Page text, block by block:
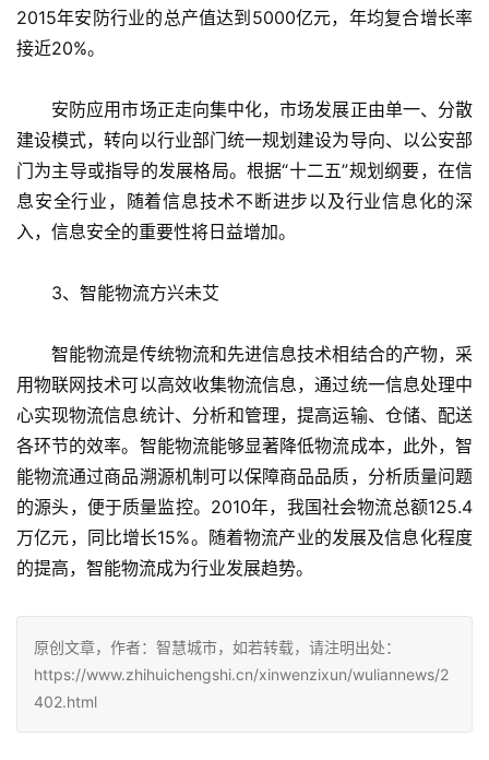
2015年安防行业的总产值达到5000亿元，年均复合增长率
接近20%。
安防应用市场正走向集中化，市场发展正由单一、分散
建设模式，转向以行业部门统一规划建设为导向、以公安部
门为主导或指导的发展格局。根据“十二五”规划纲要，在信
息安全行业，随着信息技术不断进步以及行业信息化的深
入，信息安全的重要性将日益增加。
3、智能物流方兴未艾
智能物流是传统物流和先进信息技术相结合的产物，采
用物联网技术可以高效收集物流信息，通过统一信息处理中
心实现物流信息统计、分析和管理，提高运输、仓储、配送
各环节的效率。智能物流能够显著降低物流成本，此外，智
能物流通过商品溯源机制可以保障商品品质，分析质量问题
的源头，便于质量监控。2010年，我国社会物流总额125.4
万亿元，同比增长15%。随着物流产业的发展及信息化程度
的提高，智能物流成为行业发展趋势。
原创文章，作者：智慧城市，如若转载，请注明出处：
https://www.zhihuichengshi.cn/xinwenzixun/wuliannews/2
402.html